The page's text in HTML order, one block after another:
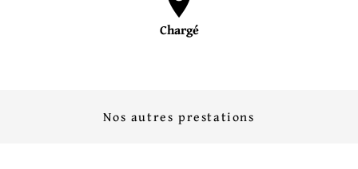
Chargé
Nos autres prestations